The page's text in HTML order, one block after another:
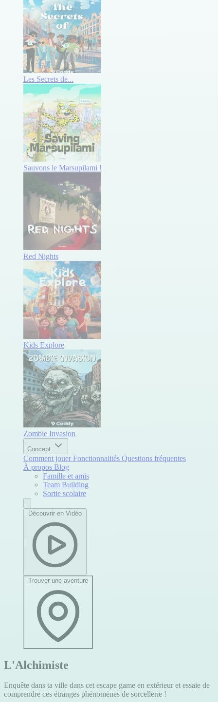
Les Secrets de...
Sauvons le Marsupilami !
Red Nights
Kids Explore
Zombie Invasion
Concept
Comment jouer Fonctionnalités Questions fréquentes
À propos Blog
Famille et amis
Team Building
Sortie scolaire
Découvrir en Vidéo
Trouver une aventure
L'Alchimiste
Enquête dans ta ville dans cet escape game en extérieur et essaie de
comprendre ces étranges phénomènes de sorcellerie !